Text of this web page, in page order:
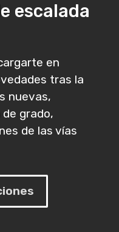
escalada
en
tras la
nuevas,
grado,
de las vías